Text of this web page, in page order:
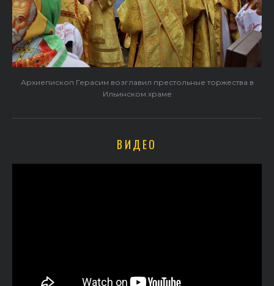
Архиепископ Герасим возглавил престольные торжества в
Ильинском храме
ВИДЕО